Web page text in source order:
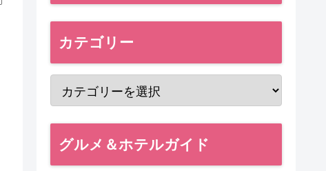
カテゴリー
グルメ＆ホテルガイド